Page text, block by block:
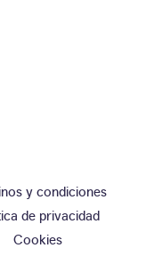
y condiciones
de privacidad
Cookies